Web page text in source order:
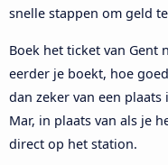
snelle stappen om geld
Boek het ticket van Gent
eerder je boekt, hoe
dan zeker van een
Mar, in plaats van als je
direct op het station.